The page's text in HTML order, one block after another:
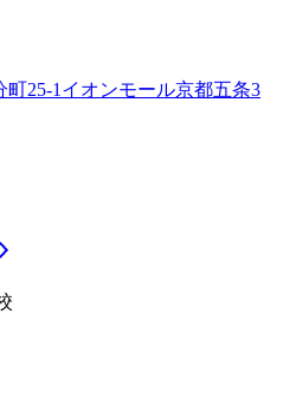
25-1イオンモール京都五条3